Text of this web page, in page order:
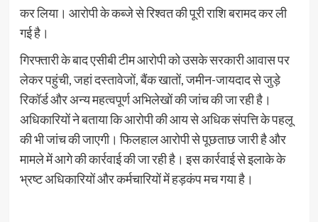
कर लिया। आरोपी के कब्जे से रिश्वत की पूरी राशि बरामद कर ली
गई है।
गिरफ्तारी के बाद एसीबी टीम आरोपी को उसके सरकारी आवास पर
लेकर पहुंची, जहां दस्तावेजों, बैंक खातों, जमीन-जायदाद से जुड़े
रिकॉर्ड और अन्य महत्वपूर्ण अभिलेखों की जांच की जा रही है।
अधिकारियों ने बताया कि आरोपी की आय से अधिक संपत्ति के पहलू
की भी जांच की जाएगी। फिलहाल आरोपी से पूछताछ जारी है और
मामले में आगे की कार्रवाई की जा रही है। इस कार्रवाई से इलाके के
भ्रष्ट अधिकारियों और कर्मचारियों में हड़कंप मच गया है।